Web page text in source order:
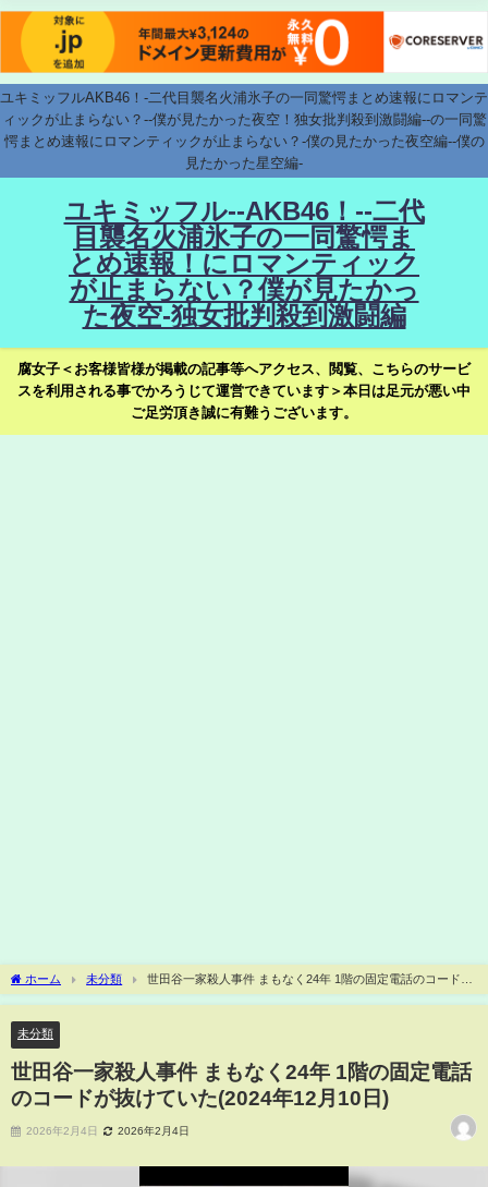
ユキミッフルAKB46！-二代目襲名火浦氷子の一同驚愕まとめ速報にロマンテ
ィックが止まらない？--僕が見たかった夜空！独女批判殺到激闘編--の一同驚
愕まとめ速報にロマンティックが止まらない？-僕の見たかった夜空編--僕の
見たかった星空編-
ユキミッフル--AKB46！--二代
目襲名火浦氷子の一同驚愕ま
とめ速報！にロマンティック
が止まらない？僕が見たかっ
た夜空-独女批判殺到激闘編
腐女子＜お客様皆様が掲載の記事等へアクセス、閲覧、こちらのサービ
スを利用される事でかろうじて運営できています＞本日は足元が悪い中
ご足労頂き誠に有難うございます。
ホーム 未分類
世田谷一家殺人事件 まもなく24年 1階の固定電話のコードが
抜けていた(2024年12月10日)
未分類
世田谷一家殺人事件 まもなく24年 1階の固定電話
のコードが抜けていた(2024年12月10日)
2026年2月4日 2026年2月4日